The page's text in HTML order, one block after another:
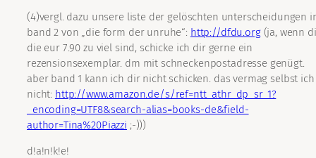
(4)vergl. dazu unsere liste der gelöschten unterscheidungen
band 2 von „die form der unruhe“: http://dfdu.org(ja, wenn
die eur 7.90 zu viel sind, schicke ich dir gerne ein
rezensionsexemplar. dm mit schneckenpostadresse genügt.
aber band 1 kann ich dir nicht schicken. das vermag selbst ich
nicht: http://www.amazon.de/s/ref=ntt_athr_dp_sr_1?
_encoding=UTF8&search-alias=books-de&field-
author=Tina%20Piazzi ;-)))
d!a!n!k!e!